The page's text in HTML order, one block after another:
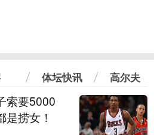
体坛快讯 高尔夫
索要5000
捞女！